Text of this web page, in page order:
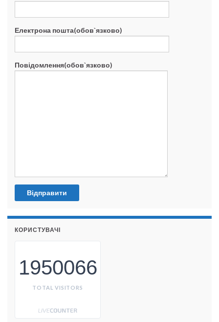
Електрона пошта(обов`язково)
Повідомлення(обов`язково)
КОРИСТУВАЧІ
1950066
TOTAL VISITORS